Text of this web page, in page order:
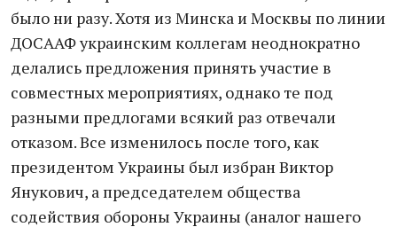
было ни разу. Хотя из Минска и Москвы по линии
ДОСААФ украинским коллегам неоднократно
делались предложения принять участие в
совместных мероприятиях, однако те под
разными предлогами всякий раз отвечали
отказом. Все изменилось после того, как
президентом Украины был избран Виктор
Янукович, а председателем общества
содействия обороны Украины (аналог нашего